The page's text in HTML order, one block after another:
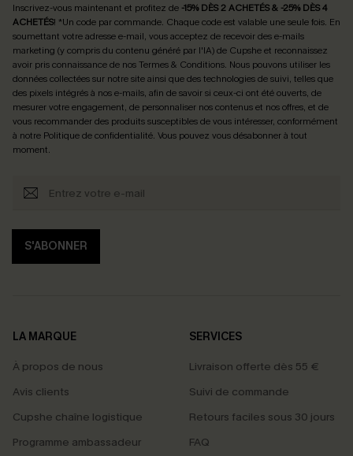
Inscrivez-vous maintenant et profitez de -15% DÈS 2 ACHETÉS & -25% DÈS 4
ACHETÉS! *Un code par commande. Chaque code est valable une seule fois. En
soumettant votre adresse e-mail, vous acceptez de recevoir des e-mails
marketing (y compris du contenu généré par l'IA) de Cupshe et reconnaissez
avoir pris connaissance de nosTermes & Conditions. Nous pouvons utiliser les
données collectées sur notre site ainsi que des technologies de suivi, telles que
des pixels intégrés à nos e-mails, afin de savoir si ceux-ci ont été ouverts, de
mesurer votre engagement, de personnaliser nos contenus et nos offres, et de
vous recommander des produits susceptibles de vous intéresser, conformément
à notre Politique de confidentialité. Vous pouvez vous désabonner à tout
moment.
S'ABONNER
LA MARQUE
À propos de nous
Avis clients
Cupshe chaîne logistique
Programme ambassadeur
SERVICES
Livraison offerte dès 55 €
Suivi de commande
Retours faciles sous 30 jours
FAQ